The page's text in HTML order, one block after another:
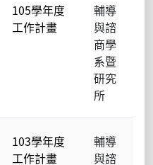
105學年度
工作計畫
輔導
與諮
商學
系暨
研究
所
103學年度
工作計畫
輔導
與諮